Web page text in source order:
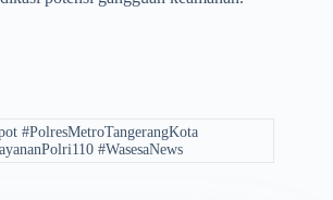
#PolresMetroTangerangKota
#WasesaNews